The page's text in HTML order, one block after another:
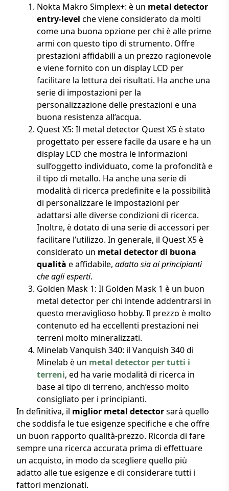
Nokta Makro Simplex+: è un metal detector
entry-level che viene considerato da molti
come una buona opzione per chi è alle prime
armi con questo tipo di strumento. Offre
prestazioni affidabili a un prezzo ragionevole
e viene fornito con un display LCD per
facilitare la lettura dei risultati. Ha anche una
serie di impostazioni per la
personalizzazione delle prestazioni e una
buona resistenza all’acqua.
Quest X5: Il metal detector Quest X5 è stato
progettato per essere facile da usare e ha un
display LCD che mostra le informazioni
sull’oggetto individuato, come la profondità e
il tipo di metallo. Ha anche una serie di
modalità di ricerca predefinite e la possibilità
di personalizzare le impostazioni per
adattarsi alle diverse condizioni di ricerca.
Inoltre, è dotato di una serie di accessori per
facilitare l’utilizzo. In generale, il Quest X5 è
considerato un metal detector di buona
qualità e affidabile, adatto sia ai principianti
che agli esperti.
Golden Mask 1: Il Golden Mask 1 è un buon
metal detector per chi intende addentrarsi in
questo meraviglioso hobby. Il prezzo è molto
contenuto ed ha eccellenti prestazioni nei
terreni molto mineralizzati.
Minelab Vanquish 340: il Vanquish 340 di
Minelab è un metal detector per tutti i
terreni, ed ha varie modalità di ricerca in
base al tipo di terreno, anch’esso molto
consigliato per i principianti.
In definitiva, il miglior metal detectorsarà quello
che soddisfa le tue esigenze specifiche e che offre
un buon rapporto qualità-prezzo. Ricorda di fare
sempre una ricerca accurata prima di effettuare
un acquisto, in modo da scegliere quello più
adatto alle tue esigenze e di considerare tutti i
fattori menzionati.